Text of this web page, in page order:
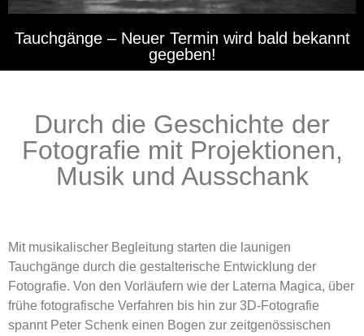
Tauchgänge – Neuer Termin wird bald bekannt
gegeben!
Durch die Geschichte der
Fotografie mit Projektionen,
Musik und Ausschank
Mit musikalischer Begleitung starten die launigen
Tauchgänge durch die gestalterische Entwicklung der
Fotografie. Von den Vorläufern wie der Laterna Magica, über
frühe fotografische Verfahren bis hin zur 3D-Fotografie
spannt Peter Schenk einen Bogen zur zeitgenössischen